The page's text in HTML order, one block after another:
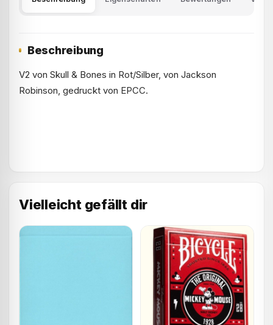
Beschreibung
V2 von Skull & Bones in Rot/Silber, von Jackson
Robinson, gedruckt von EPCC.
Vielleicht gefällt dir